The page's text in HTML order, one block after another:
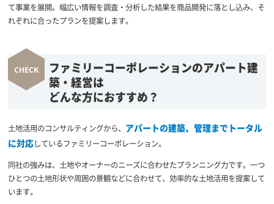
て事業を展開。幅広い情報を調査・分析した結果を商品開発に落とし込み、そ
れぞれに合ったプランを提案します。
ファミリーコーポレーションのアパート建
築・経営は
どんな方におすすめ？
土地活用のコンサルティングから、 アパートの建築、管理までトータル
に対応しているファミリーコーポレーション。
同社の強みは、土地やオーナーのニーズに合わせたプランニング力です。一つ
ひとつの土地形状や周囲の景観などに合わせて、効率的な土地活用を提案して
います。